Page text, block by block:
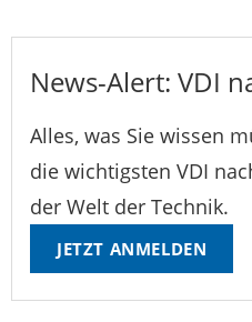
News-Alert: VDI
Alles, was Sie wissen
die wichtigsten VDI
der Welt der Technik.
JETZT ANMELDEN